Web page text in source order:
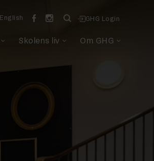
Skolens liv Om GHG
English GHG Login